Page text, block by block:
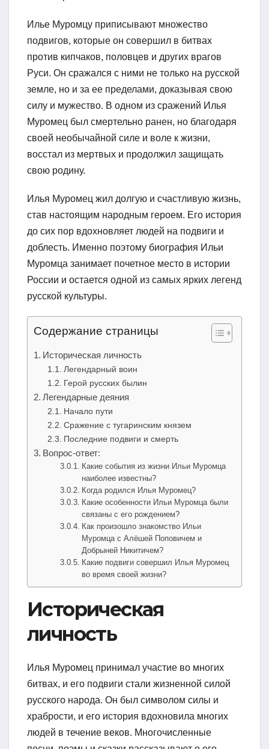
Илье Муромцу приписывают множество
подвигов, которые он совершил в битвах
против кипчаков, половцев и других врагов
Руси. Он сражался с ними не только на русской
земле, но и за ее пределами, доказывая свою
силу и мужество. В одном из сражений Илья
Муромец был смертельно ранен, но благодаря
своей необычайной силе и воле к жизни,
восстал из мертвых и продолжил защищать
свою родину.
Илья Муромец жил долгую и счастливую жизнь,
став настоящим народным героем. Его история
до сих пор вдохновляет людей на подвиги и
доблесть. Именно поэтому биография Ильи
Муромца занимает почетное место в истории
России и остается одной из самых ярких легенд
русской культуры.
Содержание страницы
Историческая личность
Легендарный воин
Герой русских былин
Легендарные деяния
Начало пути
Сражение с тугаринским князем
Последние подвиги и смерть
Вопрос-ответ:
Какие события из жизни Ильи Муромца
наиболее известны?
Когда родился Илья Муромец?
Какие особенности Ильи Муромца были
связаны с его рождением?
Как произошло знакомство Ильи
Муромца с Алёшей Поповичем и
Добрыней Никитичем?
Какие подвиги совершил Илья Муромец
во время своей жизни?
Историческая
личность
Илья Муромец принимал участие во многих
битвах, и его подвиги стали жизненной силой
русского народа. Он был символом силы и
храбрости, и его история вдохновила многих
людей в течение веков. Многочисленные